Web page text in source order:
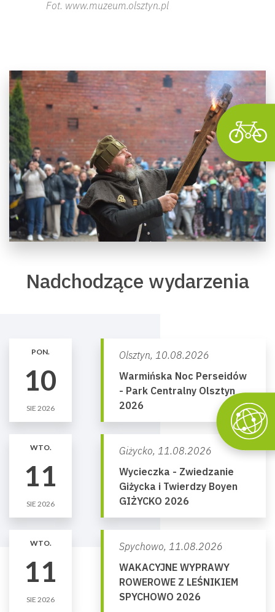
Fot. www.muzeum.olsztyn.pl
Nadchodzące wydarzenia
PON.
10
SIE 2026
Olsztyn, 10.08.2026
Warmińska Noc Perseidów
- Park Centralny Olsztyn
2026
WTO.
11
SIE 2026
Giżycko, 11.08.2026
Wycieczka - Zwiedzanie
Giżycka i Twierdzy Boyen
GIŻYCKO 2026
WTO.
11
SIE 2026
Spychowo, 11.08.2026
WAKACYJNE WYPRAWY
ROWEROWE Z LEŚNIKIEM
SPYCHOWO 2026